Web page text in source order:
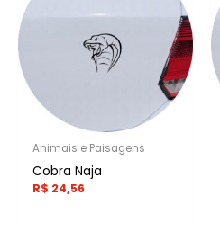
Animais e Paisagens
Cobra Naja
R$ 24,56